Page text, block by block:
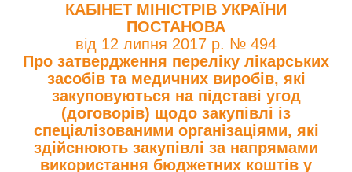
КАБІНЕТ МІНІСТРІВ УКРАЇНИ
ПОСТАНОВА
від 12 липня 2017 р. № 494
Про затвердження переліку лікарських
засобів та медичних виробів, які
закуповуються на підставі угод
(договорів) щодо закупівлі із
спеціалізованими організаціями, які
здійснюють закупівлі за напрямами
використання бюджетних коштів у